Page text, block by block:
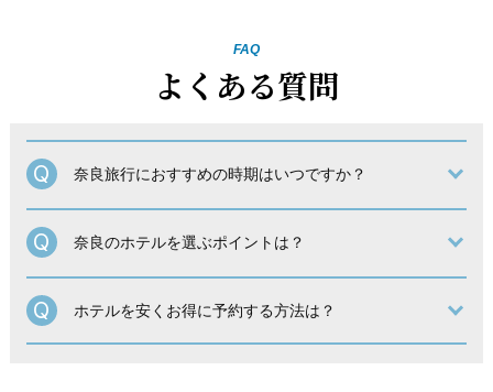
FAQ
よくある質問
奈良旅行におすすめの時期はいつですか？
奈良のホテルを選ぶポイントは？
ホテルを安くお得に予約する方法は？